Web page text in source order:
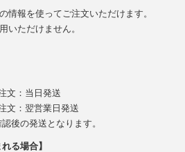
情報を使ってご注文いただけます。
いただけません。
文：当日発送
文：翌営業日発送
後の発送となります。
る場合】